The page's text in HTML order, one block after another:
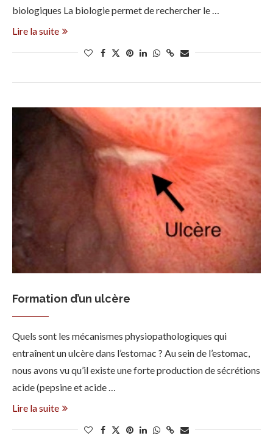
biologiques La biologie permet de rechercher le …
Lire la suite
Formation d’un ulcère
Quels sont les mécanismes physiopathologiques qui
entraînent un ulcère dans l’estomac ? Au sein de l’estomac,
nous avons vu qu’il existe une forte production de sécrétions
acide (pepsine et acide …
Lire la suite